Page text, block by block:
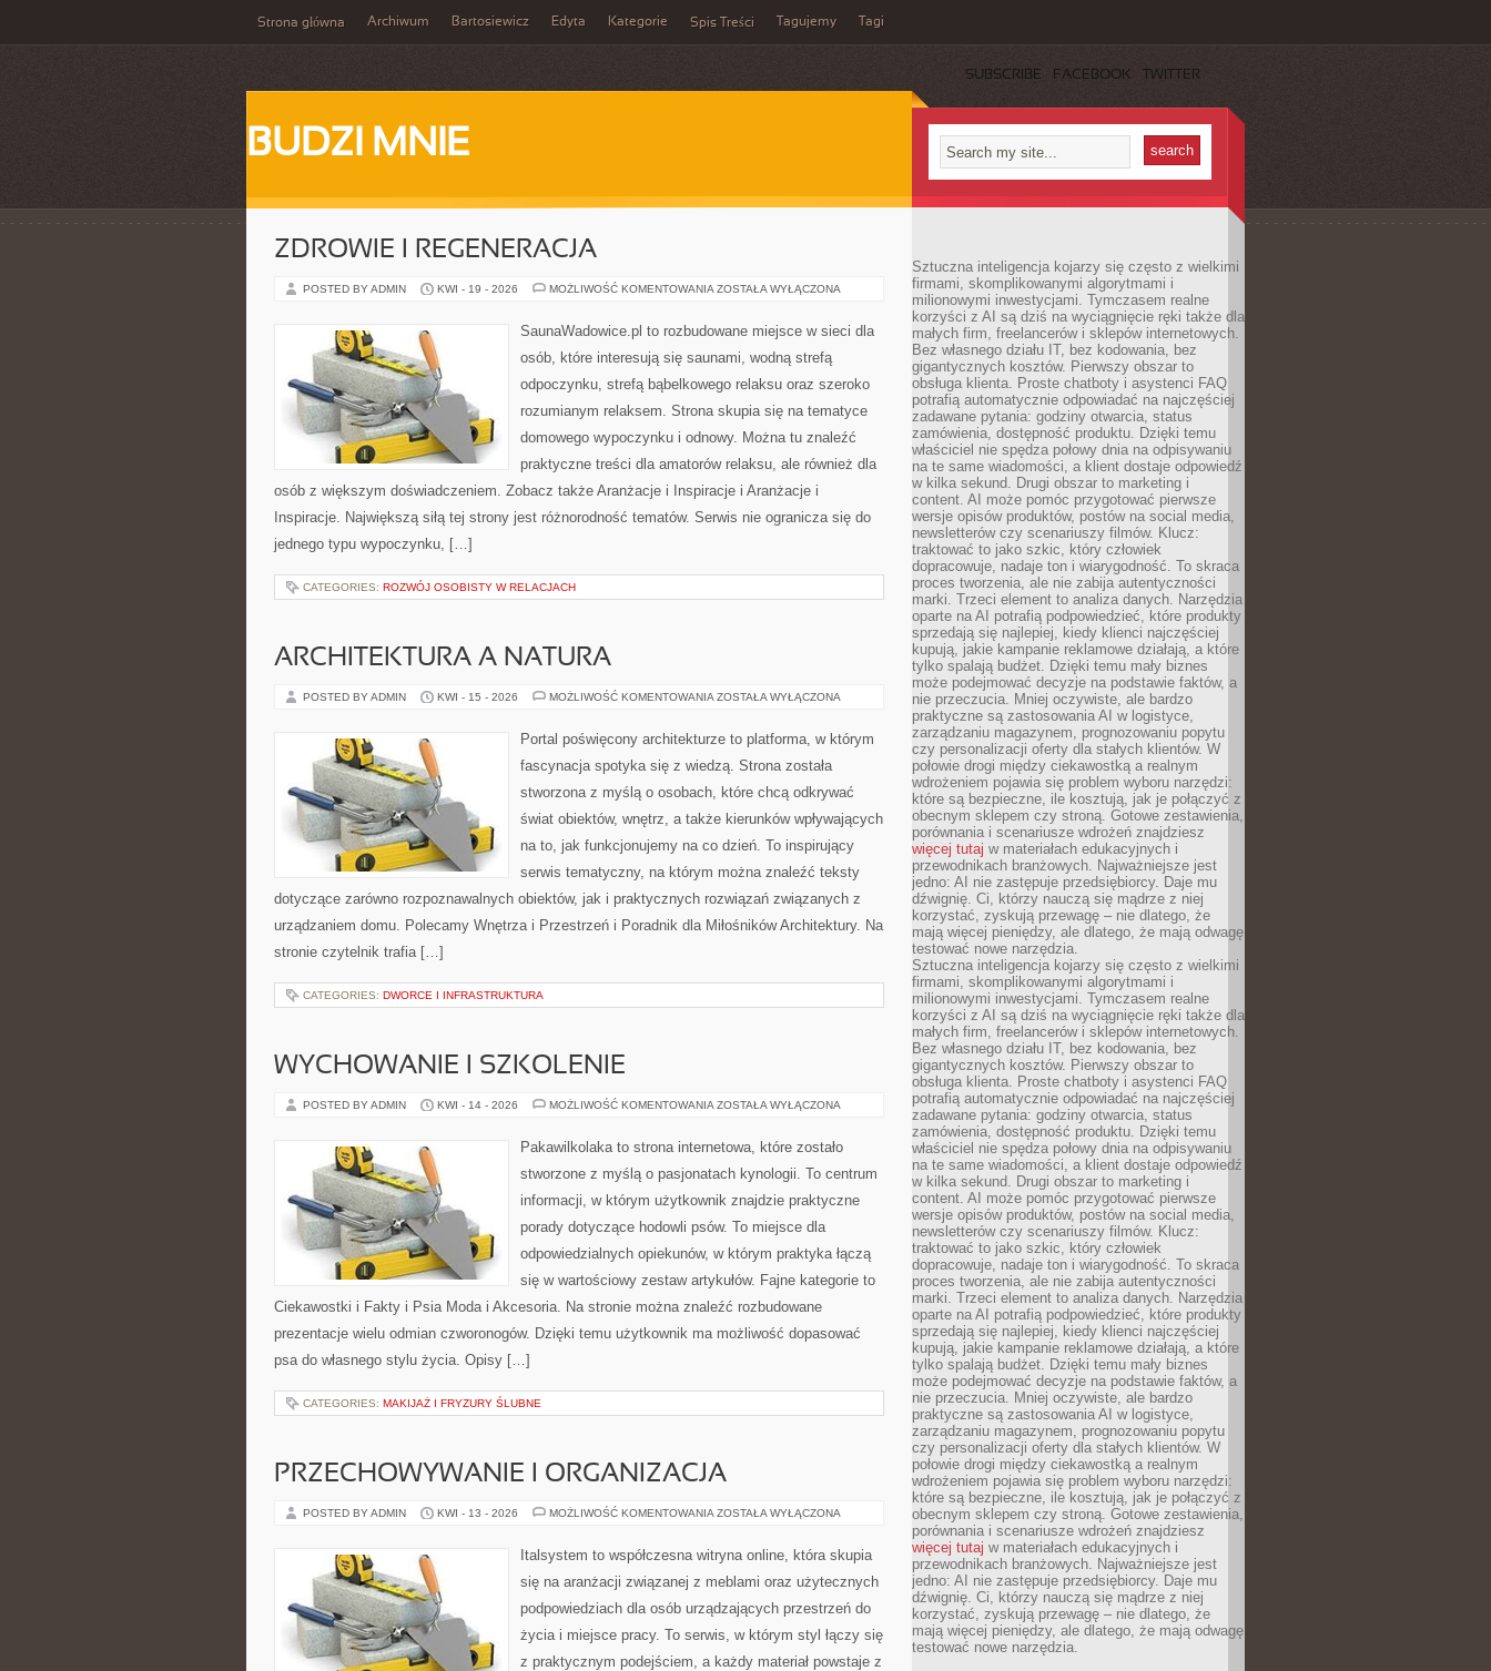
Strona główna Archiwum Bartosiewicz Edyta Kategorie Spis Treści Tagujemy Tagi
SUBSCRIBE FACEBOOK TWITTER
BUDZI MNIE
ZDROWIE I REGENERACJA
POSTED BY ADMIN KWI - 19 - 2026 MOŻLIWOŚĆ KOMENTOWANIA ZDROWIE
ZOSTAŁA WYŁĄCZONA
SaunaWadowice.pl to rozbudowane miejsce w sieci dla
osób, które interesują się saunami, wodną strefą
odpoczynku, strefą bąbelkowego relaksu oraz szeroko
rozumianym relaksem. Strona skupia się na tematyce
domowego wypoczynku i odnowy. Można tu znaleźć
praktyczne treści dla amatorów relaksu, ale również dla
osób z większym doświadczeniem. Zobacz także Aranżacje i Inspiracje i Aranżacje i
Inspiracje. Największą siłą tej strony jest różnorodność tematów. Serwis nie ogranicza się do
jednego typu wypoczynku, […]
CATEGORIES: ROZWÓJ OSOBISTY W RELACJACH
ARCHITEKTURA A NATURA
POSTED BY ADMIN KWI - 15 - 2026 MOŻLIWOŚĆ KOMENTOWANIA ARCHITEKTURA
ZOSTAŁA WYŁĄCZONA
Portal poświęcony architekturze to platforma, w którym
fascynacja spotyka się z wiedzą. Strona została
stworzona z myślą o osobach, które chcą odkrywać
świat obiektów, wnętrz, a także kierunków wpływających
na to, jak funkcjonujemy na co dzień. To inspirujący
serwis tematyczny, na którym można znaleźć teksty
dotyczące zarówno rozpoznawalnych obiektów, jak i praktycznych rozwiązań związanych z
urządzaniem domu. Polecamy Wnętrza i Przestrzeń i Poradnik dla Miłośników Architektury. Na
stronie czytelnik trafia […]
CATEGORIES: DWORCE I INFRASTRUKTURA
WYCHOWANIE I SZKOLENIE
POSTED BY ADMIN KWI - 14 - 2026 MOŻLIWOŚĆ KOMENTOWANIA WYCHOWANIE
ZOSTAŁA WYŁĄCZONA
Pakawilkolaka to strona internetowa, które zostało
stworzone z myślą o pasjonatach kynologii. To centrum
informacji, w którym użytkownik znajdzie praktyczne
porady dotyczące hodowli psów. To miejsce dla
odpowiedzialnych opiekunów, w którym praktyka łączą
się w wartościowy zestaw artykułów. Fajne kategorie to
Ciekawostki i Fakty i Psia Moda i Akcesoria. Na stronie można znaleźć rozbudowane
prezentacje wielu odmian czworonogów. Dzięki temu użytkownik ma możliwość dopasować
psa do własnego stylu życia. Opisy […]
CATEGORIES: MAKIJAŻ I FRYZURY ŚLUBNE
PRZECHOWYWANIE I ORGANIZACJA
POSTED BY ADMIN KWI - 13 - 2026 MOŻLIWOŚĆ KOMENTOWANIA PRZECHOWYWANIE
ZOSTAŁA WYŁĄCZONA
Italsystem to współczesna witryna online, która skupia
się na aranżacji związanej z meblami oraz użytecznych
podpowiedziach dla osób urządzających przestrzeń do
życia i miejsce pracy. To serwis, w którym styl łączy się
z praktycznym podejściem, a każdy materiał powstaje z
Sztuczna inteligencja kojarzy się często z wielkimi
firmami, skomplikowanymi algorytmami i
milionowymi inwestycjami. Tymczasem realne
korzyści z AI są dziś na wyciągnięcie ręki także dla
małych firm, freelancerów i sklepów internetowych.
Bez własnego działu IT, bez kodowania, bez
gigantycznych kosztów. Pierwszy obszar to
obsługa klienta. Proste chatboty i asystenci FAQ
potrafią automatycznie odpowiadać na najczęściej
zadawane pytania: godziny otwarcia, status
zamówienia, dostępność produktu. Dzięki temu
właściciel nie spędza połowy dnia na odpisywaniu
na te same wiadomości, a klient dostaje odpowiedź
w kilka sekund. Drugi obszar to marketing i
content. AI może pomóc przygotować pierwsze
wersje opisów produktów, postów na social media,
newsletterów czy scenariuszy filmów. Klucz:
traktować to jako szkic, który człowiek
dopracowuje, nadaje ton i wiarygodność. To skraca
proces tworzenia, ale nie zabija autentyczności
marki. Trzeci element to analiza danych. Narzędzia
oparte na AI potrafią podpowiedzieć, które produkty
sprzedają się najlepiej, kiedy klienci najczęściej
kupują, jakie kampanie reklamowe działają, a które
tylko spalają budżet. Dzięki temu mały biznes
może podejmować decyzje na podstawie faktów, a
nie przeczucia. Mniej oczywiste, ale bardzo
praktyczne są zastosowania AI w logistyce,
zarządzaniu magazynem, prognozowaniu popytu
czy personalizacji oferty dla stałych klientów. W
połowie drogi między ciekawostką a realnym
wdrożeniem pojawia się problem wyboru narzędzi:
które są bezpieczne, ile kosztują, jak je połączyć z
obecnym sklepem czy stroną. Gotowe zestawienia,
porównania i scenariusze wdrożeń znajdziesz
więcej tutaj w materiałach edukacyjnych i
przewodnikach branżowych. Najważniejsze jest
jedno: AI nie zastępuje przedsiębiorcy. Daje mu
dźwignię. Ci, którzy nauczą się mądrze z niej
korzystać, zyskują przewagę – nie dlatego, że
mają więcej pieniędzy, ale dlatego, że mają odwagę
testować nowe narzędzia.
Sztuczna inteligencja kojarzy się często z wielkimi
firmami, skomplikowanymi algorytmami i
milionowymi inwestycjami. Tymczasem realne
korzyści z AI są dziś na wyciągnięcie ręki także dla
małych firm, freelancerów i sklepów internetowych.
Bez własnego działu IT, bez kodowania, bez
gigantycznych kosztów. Pierwszy obszar to
obsługa klienta. Proste chatboty i asystenci FAQ
potrafią automatycznie odpowiadać na najczęściej
zadawane pytania: godziny otwarcia, status
zamówienia, dostępność produktu. Dzięki temu
właściciel nie spędza połowy dnia na odpisywaniu
na te same wiadomości, a klient dostaje odpowiedź
w kilka sekund. Drugi obszar to marketing i
content. AI może pomóc przygotować pierwsze
wersje opisów produktów, postów na social media,
newsletterów czy scenariuszy filmów. Klucz:
traktować to jako szkic, który człowiek
dopracowuje, nadaje ton i wiarygodność. To skraca
proces tworzenia, ale nie zabija autentyczności
marki. Trzeci element to analiza danych. Narzędzia
oparte na AI potrafią podpowiedzieć, które produkty
sprzedają się najlepiej, kiedy klienci najczęściej
kupują, jakie kampanie reklamowe działają, a które
tylko spalają budżet. Dzięki temu mały biznes
może podejmować decyzje na podstawie faktów, a
nie przeczucia. Mniej oczywiste, ale bardzo
praktyczne są zastosowania AI w logistyce,
zarządzaniu magazynem, prognozowaniu popytu
czy personalizacji oferty dla stałych klientów. W
połowie drogi między ciekawostką a realnym
wdrożeniem pojawia się problem wyboru narzędzi:
które są bezpieczne, ile kosztują, jak je połączyć z
obecnym sklepem czy stroną. Gotowe zestawienia,
porównania i scenariusze wdrożeń znajdziesz
więcej tutaj w materiałach edukacyjnych i
przewodnikach branżowych. Najważniejsze jest
jedno: AI nie zastępuje przedsiębiorcy. Daje mu
dźwignię. Ci, którzy nauczą się mądrze z niej
korzystać, zyskują przewagę – nie dlatego, że
mają więcej pieniędzy, ale dlatego, że mają odwagę
testować nowe narzędzia.